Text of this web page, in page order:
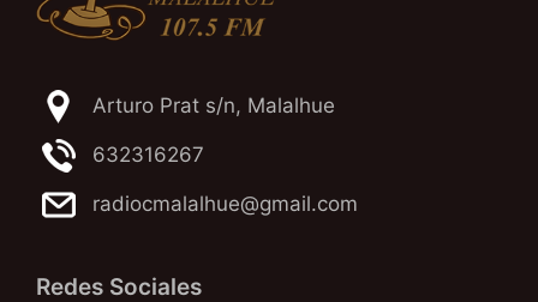
Arturo Prat s/n, Malalhue
632316267
radiocmalalhue@gmail.com
Redes Sociales